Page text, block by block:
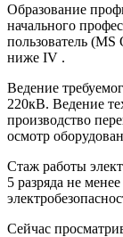
Образование
начального
пользователь (MS
ниже IV .
Ведение
220кВ. Ведение
производство
осмотр
Стаж работы
5 разряда не
Сейчас